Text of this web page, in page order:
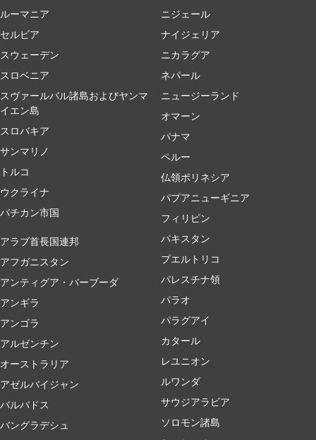
ルーマニア
セルビア
スウェーデン
スロベニア
スヴァールバル諸島およびヤンマ
イエン島
スロバキア
サンマリノ
トルコ
ウクライナ
バチカン市国
アラブ首長国連邦
アフガニスタン
アンティグア・バーブーダ
アンギラ
アンゴラ
アルゼンチン
オーストラリア
アゼルバイジャン
バルバドス
バングラデシュ
ニジェール
ナイジェリア
ニカラグア
ネパール
ニュージーランド
オマーン
パナマ
ペルー
仏領ポリネシア
パプアニューギニア
フィリピン
パキスタン
プエルトリコ
パレスチナ領
パラオ
パラグアイ
カタール
レユニオン
ルワンダ
サウジアラビア
ソロモン諸島